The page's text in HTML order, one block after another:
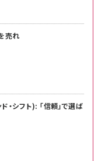
売れ
シフト): 「信頼」で選ば